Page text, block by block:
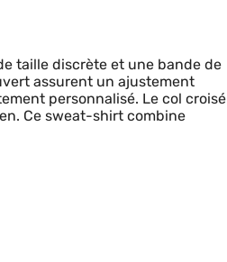
taille discrète et une bande de
assurent un ajustement
personnalisé. Le col croisé
Ce sweat-shirt combine